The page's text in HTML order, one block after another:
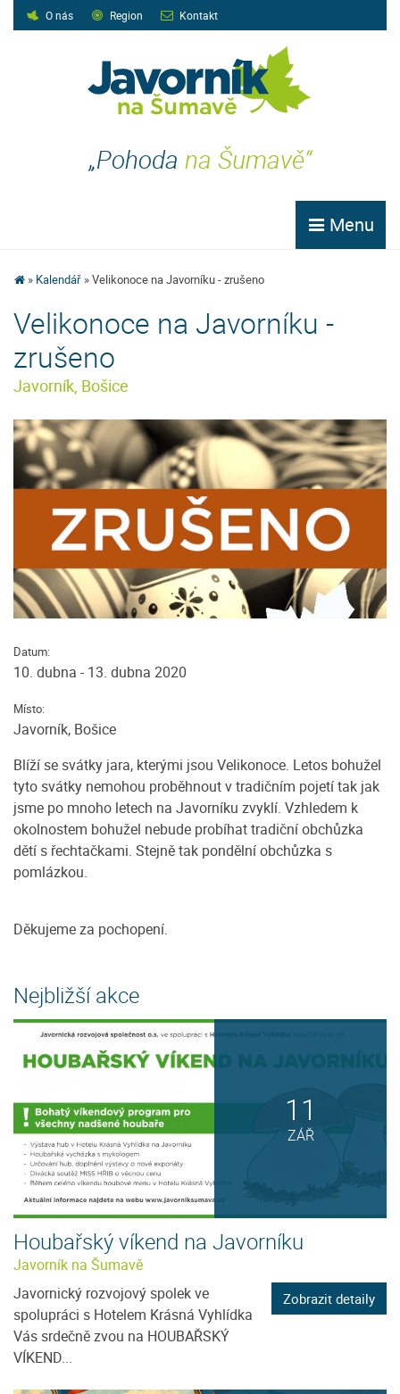
O nás Region Kontakt
„Pohoda na Šumavě“
Menu
Kalendář Velikonoce na Javorníku - zrušeno
Velikonoce na Javorníku -
zrušeno
Javorník, Bošice
Datum:
10. dubna - 13. dubna 2020
Místo:
Javorník, Bošice
Blíží se svátky jara, kterými jsou Velikonoce. Letos bohužel
tyto svátky nemohou proběhnout v tradičním pojetí tak jak
jsme po mnoho letech na Javorníku zvyklí. Vzhledem k
okolnostem bohužel nebude probíhat tradiční obchůzka
dětí s řechtačkami. Stejně tak pondělní obchůzka s
pomlázkou.
Děkujeme za pochopení.
Nejbližší akce
11
ZÁŘ
Houbařský víkend na Javorníku
Javorník na Šumavě
Javornický rozvojový spolek ve
spolupráci s Hotelem Krásná Vyhlídka
Vás srdečně zvou na HOUBAŘSKÝ
VÍKEND...
Zobrazit detaily